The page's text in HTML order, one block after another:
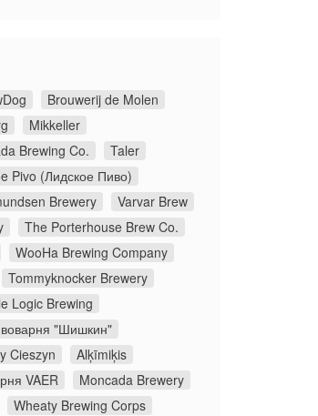
Brouwerij de Molen
Mikkeller
Brewing Co.
Taler
Pivo (Лидское Пиво)
Brewery
Varvar Brew
The Porterhouse Brew Co.
WooHa Brewing Company
Tommyknocker Brewery
Logic Brewing
"Шишкин"
Cieszyn
Alķīmiķis
VAER
Moncada Brewery
Wheaty Brewing Corps